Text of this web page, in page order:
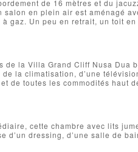
de 16 mètres et du
salon en plein air est aménagé
gaz. Un peu en retrait, un toit
de la Villa Grand Cliff Nusa Dua
la climatisation, d’une
de toutes les commodités haut
cette chambre avec lits
d’un dressing, d’une salle de